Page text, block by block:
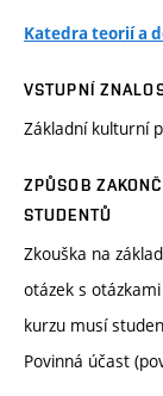
Katedra teorií a
VSTUPNÍ
Základní kulturní
ZPŮSOB
STUDENTŮ
Zkouška na
otázek s
kurzu musí
Povinná účast